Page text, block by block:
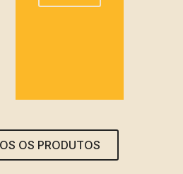
OS PRODUTOS